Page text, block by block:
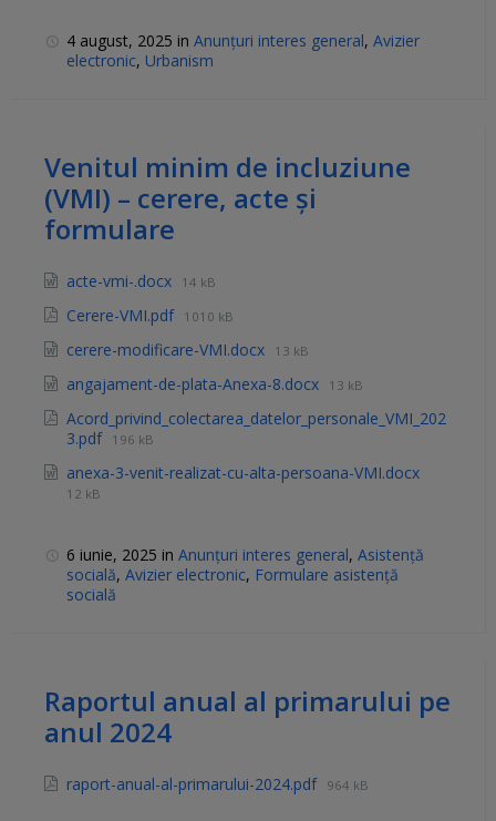
4 august, 2025 in Anunțuri interes general, Avizier
electronic, Urbanism
Venitul minim de incluziune
(VMI) – cerere, acte și
formulare
acte-vmi-.docx 14 kB
Cerere-VMI.pdf 1010 kB
cerere-modificare-VMI.docx 13 kB
angajament-de-plata-Anexa-8.docx 13 kB
Acord_privind_colectarea_datelor_personale_VMI_202
3.pdf 196 kB
anexa-3-venit-realizat-cu-alta-persoana-VMI.docx
12 kB
6 iunie, 2025 in Anunțuri interes general, Asistență
socială, Avizier electronic, Formulare asistență
socială
Raportul anual al primarului pe
anul 2024
raport-anual-al-primarului-2024.pdf 964 kB